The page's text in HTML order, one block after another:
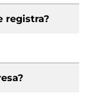
registra?